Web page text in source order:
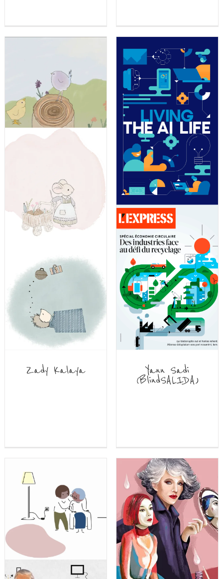
Zady Kalaya Yann Sadi
(BlindSALIDA)